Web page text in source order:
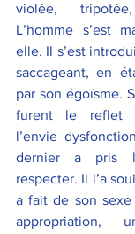
violée,
L’homme s’est
elle. Il s’est
saccageant, en
par son égoïsme.
furent le reflet
l’envie
dernier a pris
respecter. Il l’a
a fait de son
appropriation,